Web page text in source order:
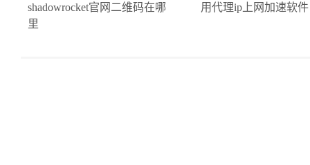
shadowrocket官网二维码在哪
里
用代理ip上网加速软件